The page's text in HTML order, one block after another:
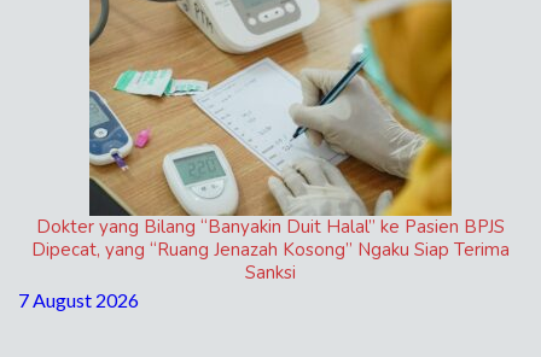
Dokter yang Bilang “Banyakin Duit Halal” ke Pasien BPJS
Dipecat, yang “Ruang Jenazah Kosong” Ngaku Siap Terima
Sanksi
7 August 2026